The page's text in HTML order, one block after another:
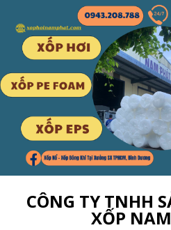
CÔNG TY TNHH
XỐP